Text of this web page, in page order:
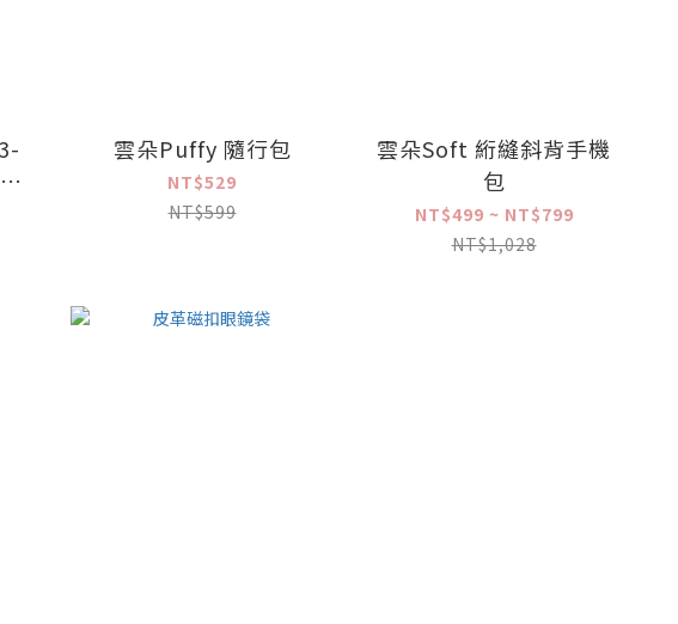
雲朵Puffy 隨行包
NT$529
NT$599
雲朵Soft 絎縫斜背手機
包
NT$499 ~ NT$799
NT$1,028